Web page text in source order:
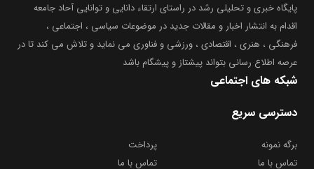
پایگاه خبری و تحلیلی رشد در راستای ارتقاء دانایی و توانایی آحاد جامعه
اقدام به انتشار اخبار و مقالات جدید در موضوعات سیاسی ، اجتماعی ،
فرهنگی ، هنری ، اقتصادی ، ورزشی و فناوری می نماید و تلاش می کند تا در
عرصه اطلاع رسانی بتواند پیشتاز و پیشگام باشد
شبکه های اجتماعی
دسترسی سریع
برگه نمونه
پرداخت
تماس با ما
تماس با ما